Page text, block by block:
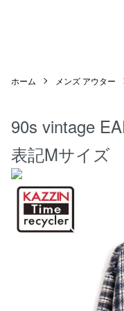
ホーム メンズ アウター
90s vintage
表記Mサイズ